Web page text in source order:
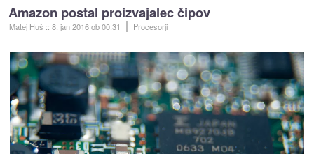
Amazon postal proizvajalec čipov
Matej Huš ::8. jan 2016ob 00:31 Procesorji